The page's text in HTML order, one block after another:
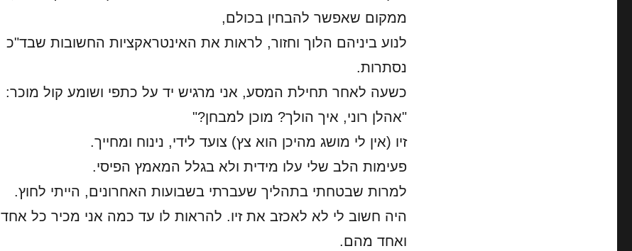
ממקום שאפשר להבחין בכולם,
לנוע ביניהם הלוך וחזור, לראות את האינטראקציות החשובות שבד"כ
נסתרות.
כשעה לאחר תחילת המסע, אני מרגיש יד על כתפי ושומע קול מוכר:
"אהלן רוני, איך הולך? מוכן למבחן?"
זיו (אין לי מושג מהיכן הוא צץ) צועד לידי, נינוח ומחייך.
פעימות הלב שלי עלו מידית ולא בגלל המאמץ הפיסי.
למרות שבטחתי בתהליך שעברתי בשבועות האחרונים, הייתי לחוץ.
היה חשוב לי לא לאכזב את זיו. להראות לו עד כמה אני מכיר כל אחד
ואחד מהם.